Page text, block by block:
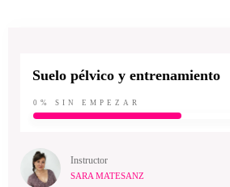
Suelo pélvico y entrenamiento
0% SIN EMPEZAR
Instructor
SARA MATESANZ